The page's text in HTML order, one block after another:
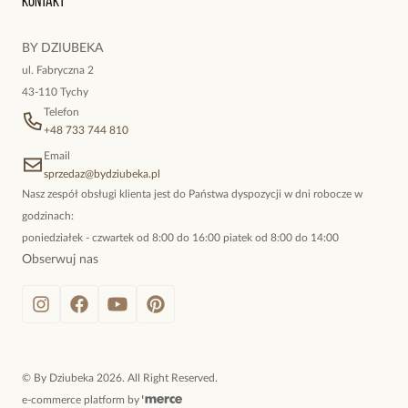
BY DZIUBEKA
ul. Fabryczna 2
43-110 Tychy
Telefon
+48 733 744 810
Email
sprzedaz@bydziubeka.pl
Nasz zespół obsługi klienta jest do Państwa dyspozycji w dni robocze w
godzinach:
poniedziałek - czwartek od 8:00 do 16:00 piatek od 8:00 do 14:00
Obserwuj nas
© By Dziubeka 2026. All Right Reserved.
e-commerce platform by